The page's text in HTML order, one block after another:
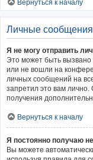
Вернуться к началу
Личные сообщения
Я не могу отправить
Это может быть
или не вошли на
личных сообщений на
запретил это вам
получения
Вернуться к началу
Я постоянно получаю
Вы можете